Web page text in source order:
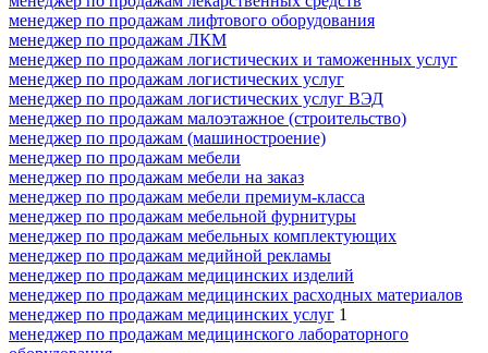
менеджер по продажам лифтового оборудования
менеджер по продажам ЛКМ
менеджер по продажам логистических и таможенных услуг
менеджер по продажам логистических услуг
менеджер по продажам логистических услуг ВЭД
менеджер по продажам малоэтажное (строительство)
менеджер по продажам (машиностроение)
менеджер по продажам мебели
менеджер по продажам мебели на заказ
менеджер по продажам мебели премиум-класса
менеджер по продажам мебельной фурнитуры
менеджер по продажам мебельных комплектующих
менеджер по продажам медийной рекламы
менеджер по продажам медицинских изделий
менеджер по продажам медицинских расходных материалов
менеджер по продажам медицинских услуг 1
менеджер по продажам медицинского лабораторного